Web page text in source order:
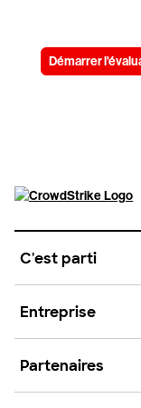
Démarrer
C'est parti
Entreprise
Partenaires